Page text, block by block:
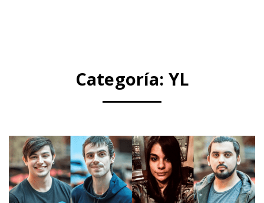
Categoría: YL